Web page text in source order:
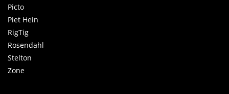
Picto
Piet Hein
RigTig
Rosendahl
Stelton
Zone